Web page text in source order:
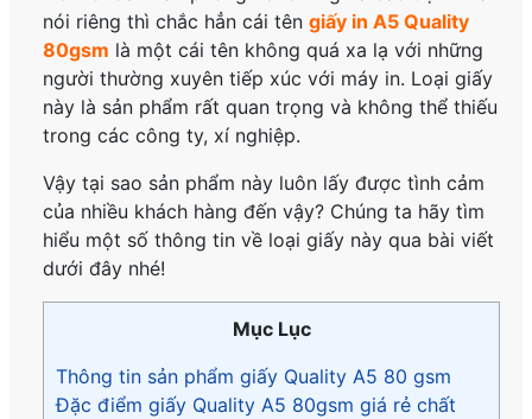
nói riêng thì chắc hẳn cái têngiấy in A5 Quality
80gsm là một cái tên không quá xa lạ với những
người thường xuyên tiếp xúc với máy in. Loại giấy
này là sản phẩm rất quan trọng và không thể thiếu
trong các công ty, xí nghiệp.
Vậy tại sao sản phẩm này luôn lấy được tình cảm
của nhiều khách hàng đến vậy? Chúng ta hãy tìm
hiểu một số thông tin về loại giấy này qua bài viết
dưới đây nhé!
Mục Lục
Thông tin sản phẩm giấy Quality A5 80 gsm
Đặc điểm giấy Quality A5 80gsm giá rẻ chất